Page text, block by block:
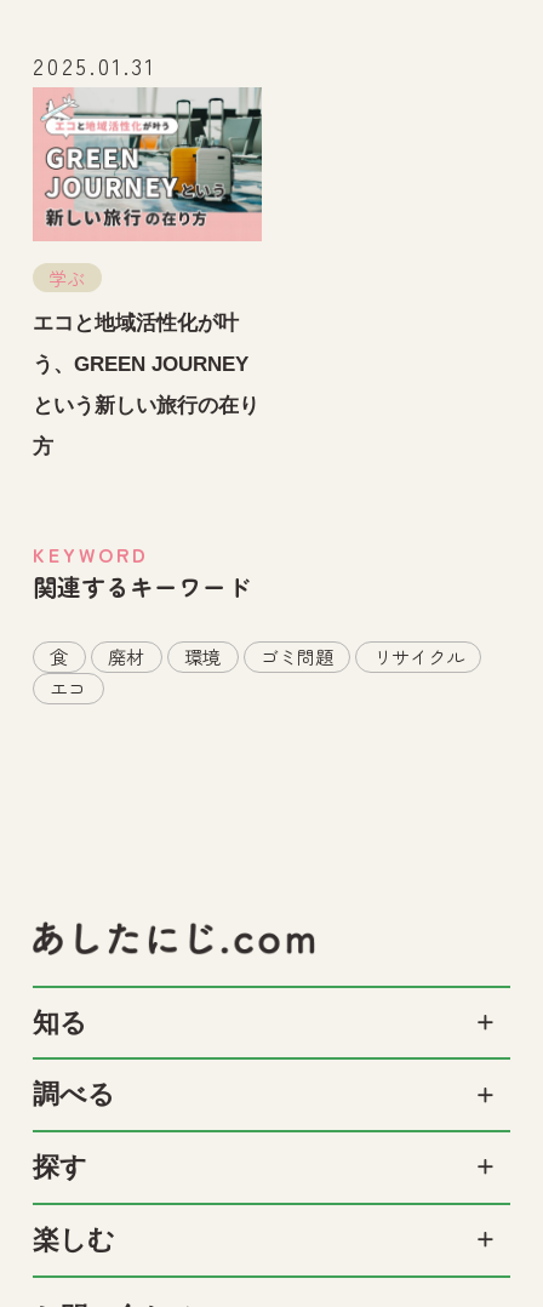
2025.01.31
学ぶ
エコと地域活性化が叶
う、GREEN JOURNEY
という新しい旅行の在り
方
KEYWORD
関連するキーワード
食 廃材 環境 ゴミ問題
リサイクル
エコ
知る
調べる
探す
楽しむ